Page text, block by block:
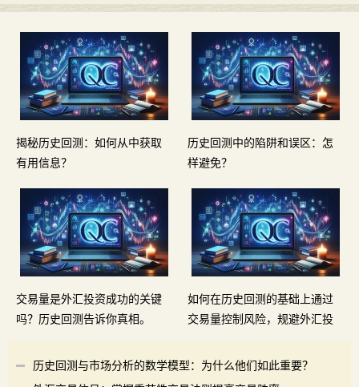
揭秘历史回测：如何从中获取
有用信息？
历史回测中的陷阱和误区：怎
样避免？
交易量是外汇投资成功的关键
吗？历史回测告诉你真相。
如何在历史回测的基础上通过
交易量控制风险，规避外汇投
历史回测与市场分析的数学模型：为什么他们如此重要？